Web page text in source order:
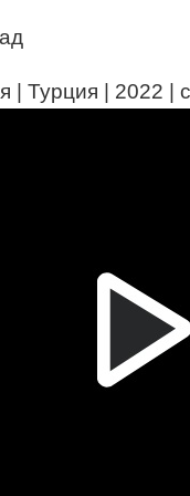
| Турция | 2022 |